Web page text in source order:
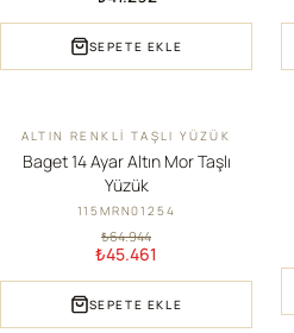
SEPETE EKLE
İNDIRIM
ALTIN RENKLI TAŞLI YÜZÜK
Baget 14 Ayar Altın Mor Taşlı
Yüzük
115MRN01254
₺64.944
₺45.461
SEPETE EKLE